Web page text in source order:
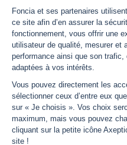
Infos utiles
Nous contacter
Trouver une agence
Estimation bien immobilier
Estimation loyer
Actualités